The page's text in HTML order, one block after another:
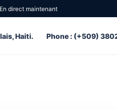
En direct maintenant
Haiti. Phone : (+509)